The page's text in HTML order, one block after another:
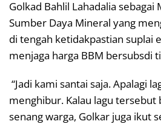
Golkad Bahlil Lahadalia sebagai
Sumber Daya Mineral yang
di tengah ketidakpastian suplai
menjaga harga BBM bersubsdi
“Jadi kami santai saja. Apalagi
menghibur. Kalau lagu tersebut
senang warga, Golkar juga ikut